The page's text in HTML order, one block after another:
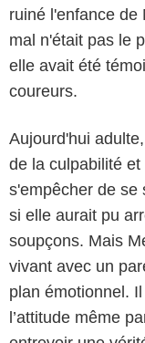
ruiné l'enfance de
mal n'était pas le
elle avait été
coureurs.
Aujourd'hui
de la culpabilité
s'empêcher de se
si elle aurait pu
soupçons. Mais
vivant avec un
plan émotionnel.
l’attitude même